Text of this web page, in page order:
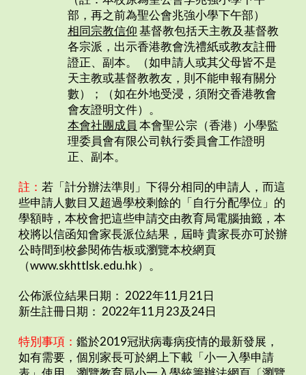
部，再之前為聖公會兆強小學下午部）
相同宗教信仰基督教包括天主教及基督教
各宗派，出示香港教會洗禮紙或教友註冊
證正、副本。（如申請人或其父母皆不是
天主教或基督教教友，則不能申報有關分
數）；（如在外地受浸，須附交香港教會
會友證明文件）。
本會社團成員 本會聖公宗（香港）小學監
理委員會有限公司執行委員會工作證明
正、副本。
註： 若「計分辦法準則」下得分相同的申請人，而這
些申請人數目又超過學校剩餘的「自行分配學位」的
學額時，本校會把這些申請交由教育局電腦抽籤，本
校將以信函知會家長派位結果，屆時 貴家長亦可於辦
公時間到校參閱佈告板或瀏覽本校網頁
（www.skhttlsk.edu.hk）。
公佈派位結果日期： 2022年11月21日
新生註冊日期： 2022年11月23及24日
特別事項： 鑑於2019冠狀病毒病疫情的最新發展，
如有需要，個別家長可於網上下載「小一入學申請